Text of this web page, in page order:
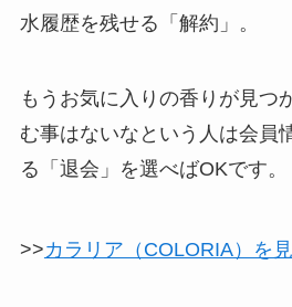
水履歴を残せる「解約」。
もうお気に入りの香りが見つ
む事はないなという人は会員
る「退会」を選べばOKです。
>>カラリア（COLORIA）を